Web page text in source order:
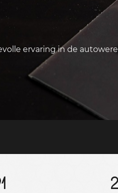
ervaring in de